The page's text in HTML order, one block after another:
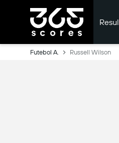
Futebol A. Russell Wilson